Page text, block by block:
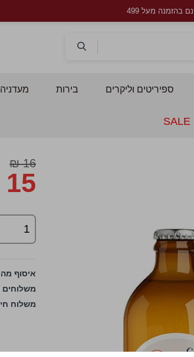
בהזמנה מעל 499
ספיריטים וליקרים בירות מעדניה
SALE
לדלג
להתחלה
של
תמונות
16 ₪
Special
15 ₪
איסוף
משלוחים
משלוח